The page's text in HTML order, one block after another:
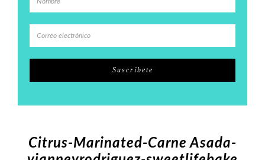
Citrus-Marinated-Carne Asada-